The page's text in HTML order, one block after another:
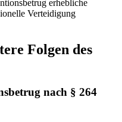
erhebliche
Verteidigung
Folgen des
nach § 264